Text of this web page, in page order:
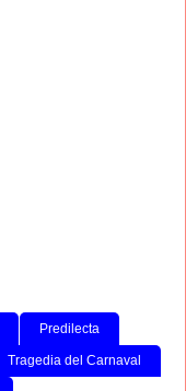
Predilecta
Tragedia del Carnaval